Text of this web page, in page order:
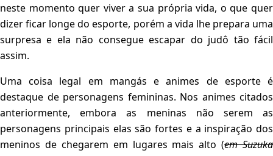
neste momento quer viver a sua própria vida, o que quer
dizer ficar longe do esporte, porém a vida lhe prepara uma
surpresa e ela não consegue escapar do judô tão fácil
assim.
Uma coisa legal em mangás e animes de esporte é
destaque de personagens femininas. Nos animes citados
anteriormente, embora as meninas não serem as
personagens principais elas são fortes e a inspiração dos
meninos de chegarem em lugares mais alto (em Suzuka